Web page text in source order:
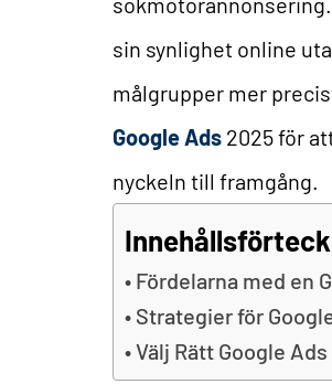
sin synlighet online
målgrupper mer
Google Ads 2025 för
nyckeln till framgång.
Fördelarna med en
Strategier för
Välj Rätt Google